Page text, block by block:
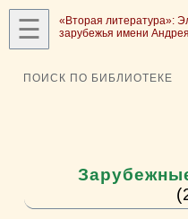
☰
«Вторая литература»:
зарубежья имени
ПОИСК ПО БИБЛИОТЕКЕ